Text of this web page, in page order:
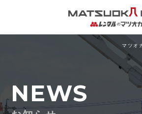
マツオ
NEWS